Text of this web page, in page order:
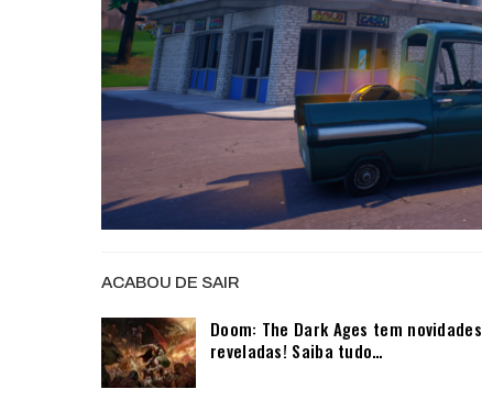
ACABOU DE SAIR
Doom: The Dark Ages tem novidades
reveladas! Saiba tudo…